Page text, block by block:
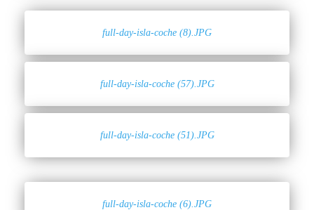
full-day-isla-coche (8).JPG
full-day-isla-coche (57).JPG
full-day-isla-coche (51).JPG
full-day-isla-coche (6).JPG